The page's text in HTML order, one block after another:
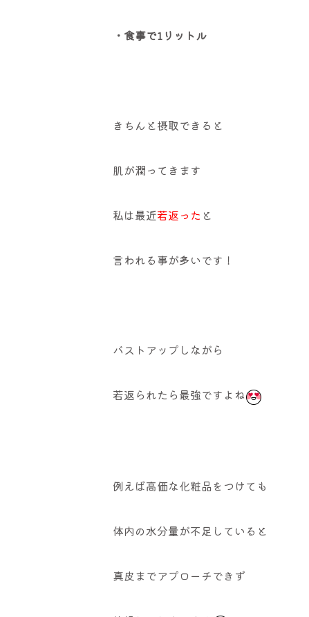
・食事で1リットル
きちんと摂取できると
肌が潤ってきます
私は最近若返った と
言われる事が多いです！
バストアップしながら
若返られたら最強ですよね
例えば高価な化粧品をつけても
体内の水分量が不足していると
真皮までアプローチできず